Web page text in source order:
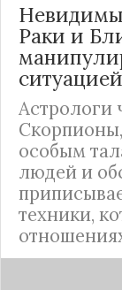
Раки и
Астрологи
особым
людей и
техники,